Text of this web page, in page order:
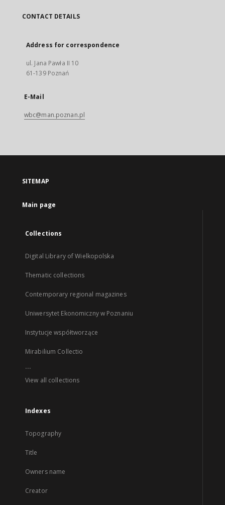
CONTACT DETAILS
Address for correspondence
ul. Jana Pawła II 10
61-139 Poznań
E-Mail
wbc@man.poznan.pl
SITEMAP
Main page
Collections
Digital Library of Wielkopolska
Thematic collections
Contemporary regional magazines
Uniwersytet Ekonomiczny w Poznaniu
Instytucje współtworzące
Mirabilium Collectio
...
View all collections
Indexes
Topography
Title
Owners name
Creator